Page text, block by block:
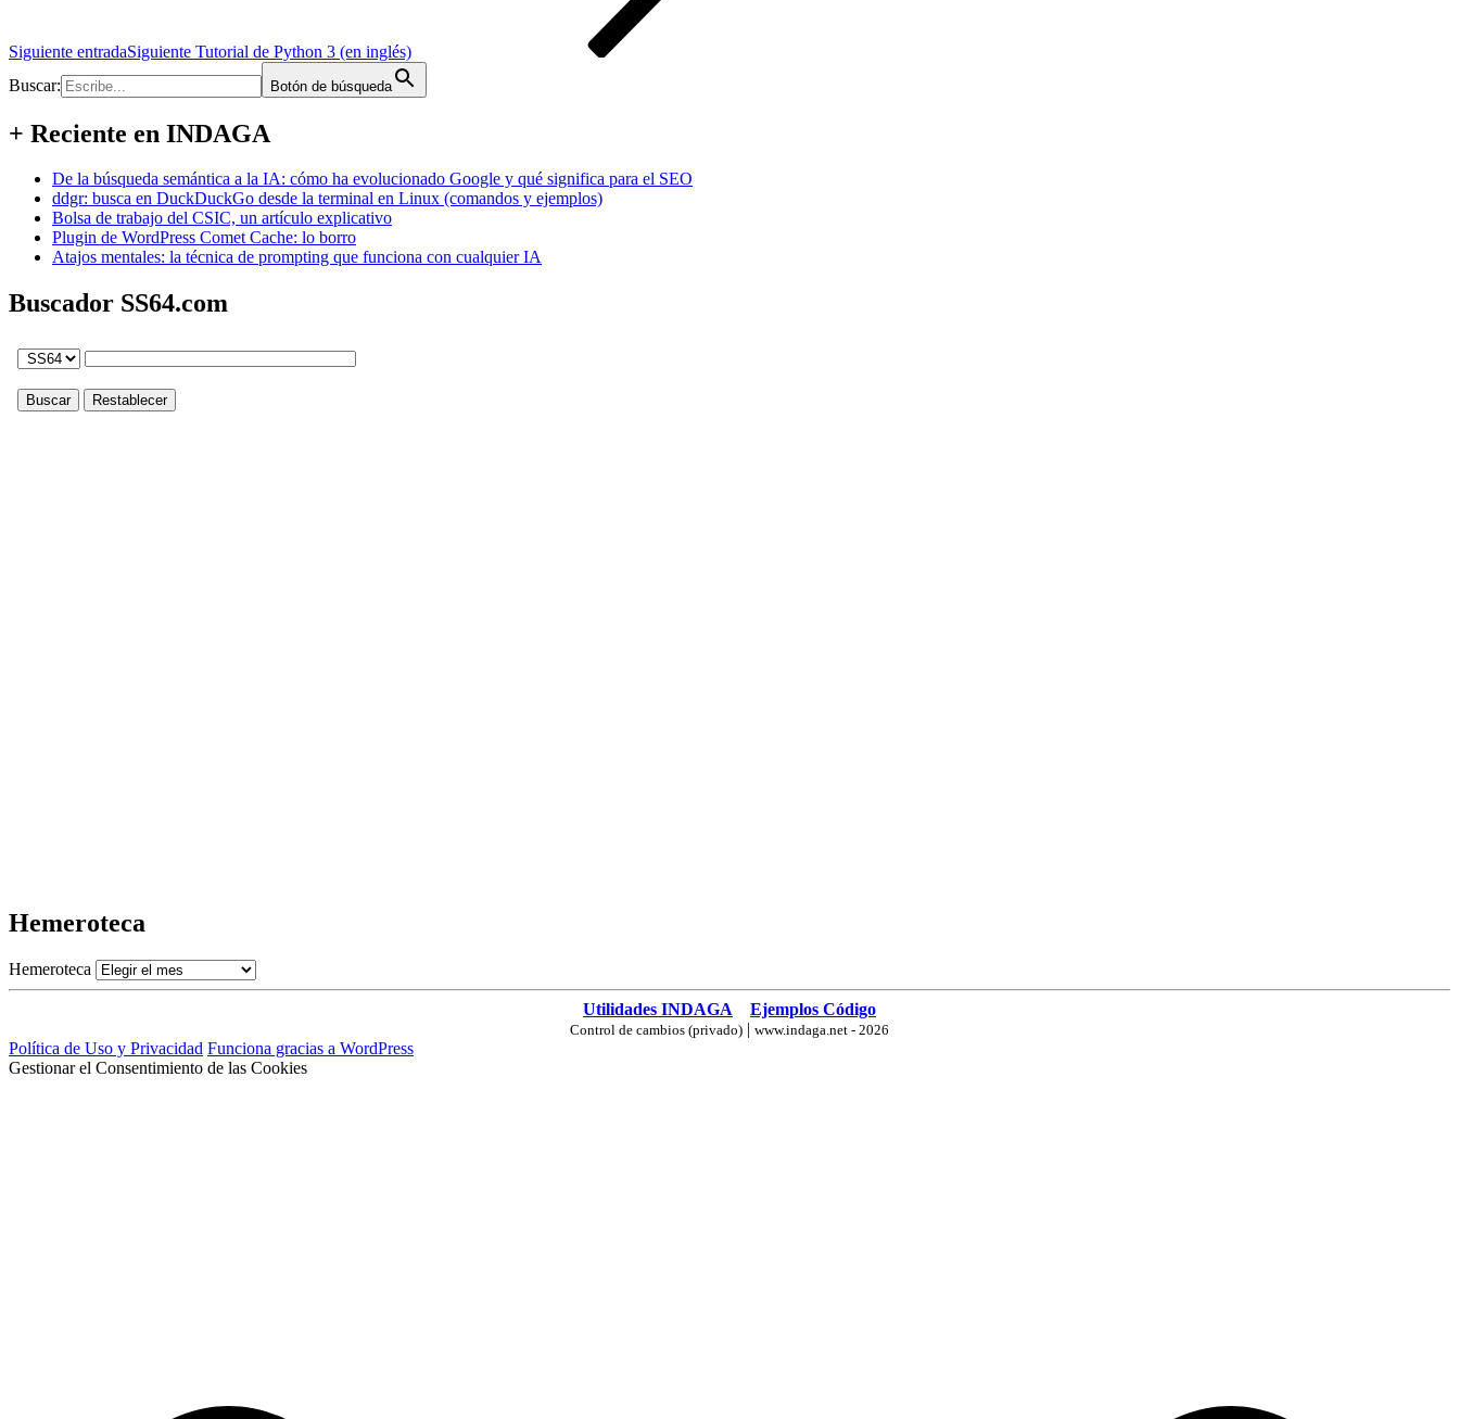
Siguiente entradaSiguiente Tutorial de Python 3 (en inglés)
Buscar:
Botón de búsqueda
+ Reciente en INDAGA
De la búsqueda semántica a la IA: cómo ha evolucionado Google y qué significa para el SEO
ddgr: busca en DuckDuckGo desde la terminal en Linux (comandos y ejemplos)
Bolsa de trabajo del CSIC, un artículo explicativo
Plugin de WordPress Comet Cache: lo borro
Atajos mentales: la técnica de prompting que funciona con cualquier IA
Buscador SS64.com
Hemeroteca
Hemeroteca
Utilidades INDAGA Ejemplos Código
Control de cambios (privado) | www.indaga.net - 2026
Política de Uso y Privacidad Funciona gracias a WordPress
Gestionar el Consentimiento de las Cookies